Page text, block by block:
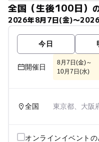
全国（生後100日）
2026年8月7日(金)〜
今日
開催日
8月7日(金)～
10月7日(水)
全国 東京都、大阪
オンラインイベント